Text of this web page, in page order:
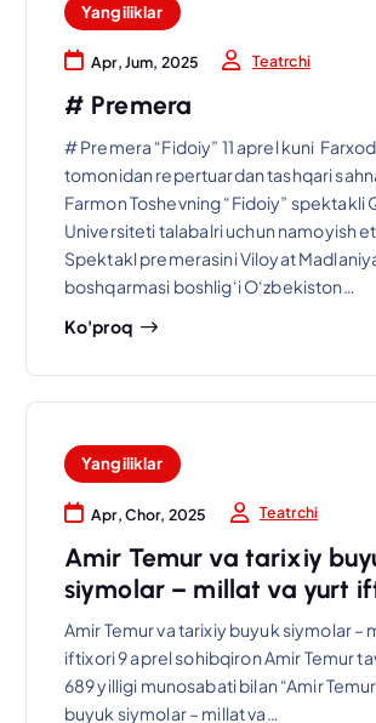
Yangiliklar
Apr, Jum, 2025 Teatrchi
# Premera
# Premera “Fidoiy” 11 aprel kuni
tomonidan repertuardan tashqari
Farmon Toshevning “Fidoiy” spektakli
Universiteti talabalri uchun namoyish
Spektakl premerasini Viloyat
boshqarmasi boshlig‘i O‘zbekiston…
Ko'proq
Yangiliklar
Apr, Chor, 2025 Teatrchi
Amir Temur va tarixiy
siymolar – millat va yurt
Amir Temur va tarixiy buyuk siymolar –
iftixori 9 aprel sohibqiron Amir Temur
689 yilligi munosabati bilan “Amir
buyuk siymolar – millat va…